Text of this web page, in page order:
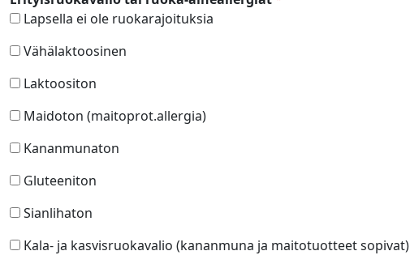
Lapsella ei ole ruokarajoituksia
Vähälaktoosinen
Laktoositon
Maidoton (maitoprot.allergia)
Kananmunaton
Gluteeniton
Sianlihaton
Kala- ja kasvisruokavalio (kananmuna ja maitotuotteet sopivat)